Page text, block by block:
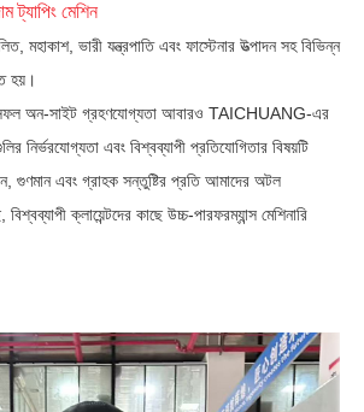
ট্যাপিং মেশিন
মহাকাশ, ভারী যন্ত্রপাতি এবং ফাস্টেনার উত্পাদন সহ বিভিন্ন
হয়।
সফল অন-সাইট গ্রহণযোগ্যতা আবারও TAICHUANG-এর
নির্ভরযোগ্যতা এবং বিশ্বব্যাপী প্রতিযোগিতার বিষয়টি
গুণমান এবং গ্রাহক সন্তুষ্টির প্রতি আমাদের অটল
ক্লায়েন্টদের কাছে উচ্চ-পারফরম্যান্স মেশিনারি